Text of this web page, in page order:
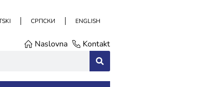
СРПСКИ ENGLISH
Naslovna Kontakt